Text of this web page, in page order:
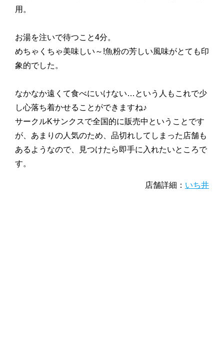
用。
お湯を注いで待つこと4分。
めちゃくちゃ美味しい～!魚粉の芳しい風味がとても印
象的でした。
なかなか遠くて食べにいけない…という人もこれで少
し心落ち着かせることができますね♪
サークルKサンクスで全国的に販売中ということです
が、あまりの人気のため、品切れしてしまった店舗も
あるようなので、見つけたら即手に入れたいところで
す。
店舗詳細： いち井